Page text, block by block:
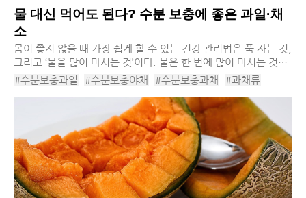
물 대신 먹어도 된다? 수분 보충에 좋은 과일·채
소
​몸이 좋지 않을 때 가장 쉽게 할 수 있는 건강 관리법은 푹 자는 것,
그리고 ‘물을 많이 마시는 것’이다. 물은 한 번에 많이 마시는 것보
다는 하루 2리터 내외를 여러 번 나눠서 마시는 게 좋다. 맹물을 섭
#수분보충과일 #수분보충야채 #수분보충과채
#과채류
#과채 #과일 #야채 #과일추천 #채소추천 #수박 #자몽
#복숭아 #파인애플